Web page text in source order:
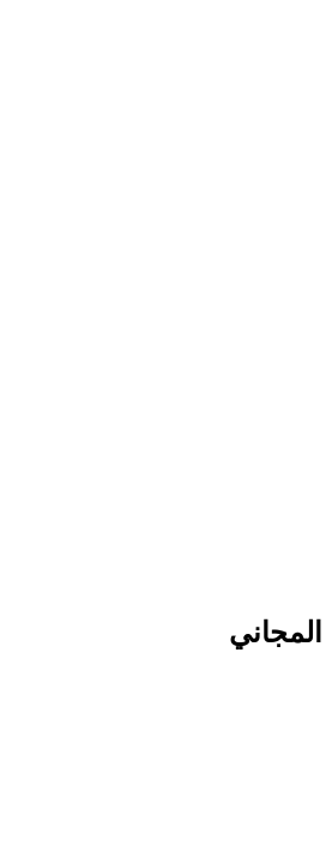
المجاني